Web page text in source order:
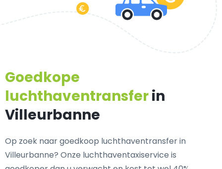
Goedkope
luchthaventransferin
Villeurbanne
Op zoek naar goedkoop luchthaventransfer in
Villeurbanne? Onze luchthaventaxiservice is